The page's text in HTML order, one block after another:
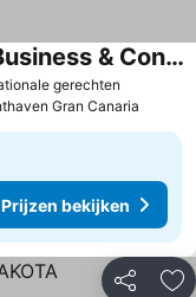
gerechten
Elba Vecindario Aeropuerto Business & Convention Hotel
Gran Canaria
Prijzen bekijken
Delen